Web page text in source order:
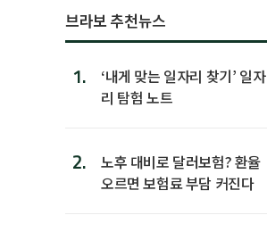
브라보 추천뉴스
1.
‘내게 맞는 일자리 찾기’ 일자
리 탐험 노트
2.
노후 대비로 달러보험? 환율
오르면 보험료 부담 커진다